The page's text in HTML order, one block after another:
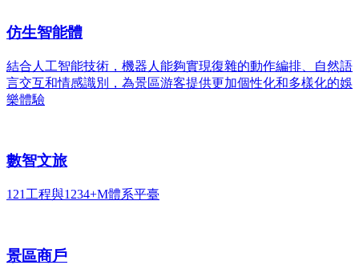
仿生智能體
結合人工智能技術，機器人能夠實現復雜的動作編排、自然語
言交互和情感識別，為景區游客提供更加個性化和多樣化的娛
樂體驗
數智文旅
121工程與1234+M體系平臺
景區商戶